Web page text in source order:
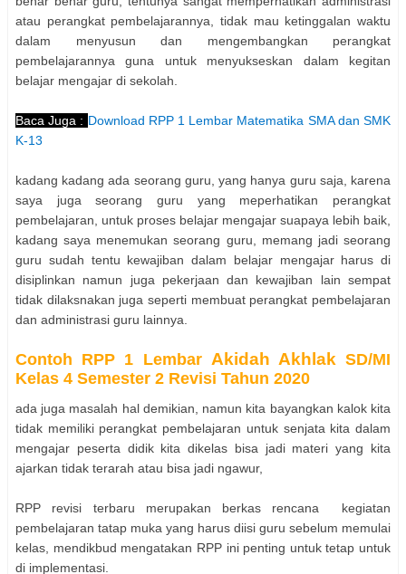
atau perangkat pembelajarannya, tidak mau ketinggalan waktu
dalam menyusun dan mengembangkan perangkat
pembelajarannya guna untuk menyukseskan dalam kegitan
belajar mengajar di sekolah.
Baca Juga : Download RPP 1 Lembar Matematika SMA dan SMK
K-13
kadang kadang ada seorang guru, yang hanya guru saja, karena
saya juga seorang guru yang meperhatikan perangkat
pembelajaran, untuk proses belajar mengajar suapaya lebih baik,
kadang saya menemukan seorang guru, memang jadi seorang
guru sudah tentu kewajiban dalam belajar mengajar harus di
disiplinkan namun juga pekerjaan dan kewajiban lain sempat
tidak dilaksnakan juga seperti membuat perangkat pembelajaran
dan administrasi guru lainnya.
Contoh RPP 1 Lembar Akidah AkhlakSD/MI
Kelas 4 Semester 2 Revisi Tahun 2020
ada juga masalah hal demikian, namun kita bayangkan kalok kita
tidak memiliki perangkat pembelajaran untuk senjata kita dalam
mengajar peserta didik kita dikelas bisa jadi materi yang kita
ajarkan tidak terarah atau bisa jadi ngawur,
RPP revisi terbaru merupakan berkas rencana kegiatan
pembelajaran tatap muka yang harus diisi guru sebelum memulai
kelas, mendikbud mengatakan RPP ini penting untuk tetap untuk
di implementasi.